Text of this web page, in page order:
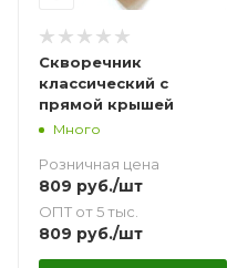
Скворечник
классический с
прямой крышей
Много
Розничная цена
809 руб./шт
ОПТ от 5 тыс.
809 руб./шт